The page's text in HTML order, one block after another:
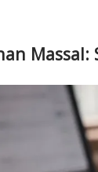
Massal: